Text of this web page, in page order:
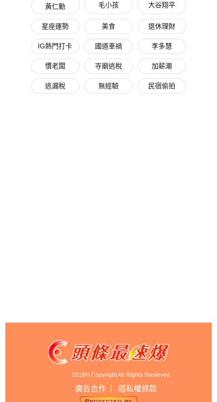
黃仁勳 毛小孩 大谷翔平
星座運勢 美食 退休理財
IG熱門打卡 國道車禍 李多慧
慣老闆 寺廟逃稅 加薪潮
逃漏稅 無經驗 民宿偷拍
2019© Copyright All Rights Reserved
廣告合作 隱私權條款